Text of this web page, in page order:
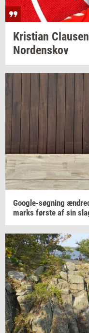
Kri­sti­an Clau­sen
Nor­denskov
Google-​søgning
marks før­ste af sin